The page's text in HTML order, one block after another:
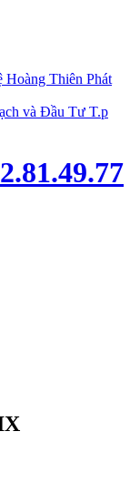
Thiên Phát
và Đầu Tư T.p